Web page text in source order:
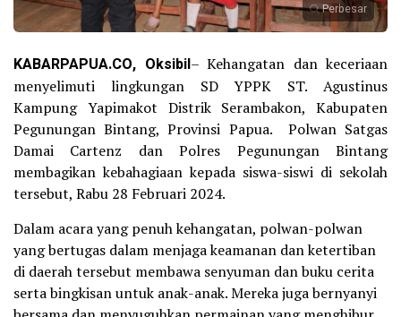
Perbesar
KABARPAPUA.CO, Oksibil– Kehangatan dan keceriaan
menyelimuti lingkungan SD YPPK ST. Agustinus
Kampung Yapimakot Distrik Serambakon, Kabupaten
Pegunungan Bintang, Provinsi Papua. Polwan Satgas
Damai Cartenz dan Polres Pegunungan Bintang
membagikan kebahagiaan kepada siswa-siswi di sekolah
tersebut, Rabu 28 Februari 2024.
Dalam acara yang penuh kehangatan, polwan-polwan
yang bertugas dalam menjaga keamanan dan ketertiban
di daerah tersebut membawa senyuman dan buku cerita
serta bingkisan untuk anak-anak. Mereka juga bernyanyi